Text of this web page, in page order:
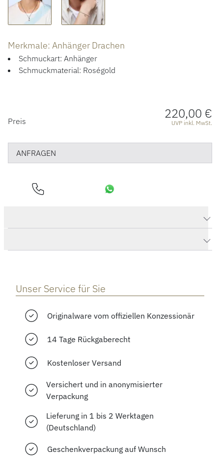
ACCESSOIRES
Merkmale: Anhänger Drachen
Schmuckart: Anhänger
Schmuckmaterial: Roségold
PREISINFORMATIONEN
Preis 220,00 €
UVP inkl. MwSt.
ANFRAGEN
Unser Service für Sie
Originalware vom offiziellen Konzessionär
14 Tage Rückgaberecht
Kostenloser Versand
Versichert und in anonymisierter
Verpackung
Lieferung in 1 bis 2 Werktagen
(Deutschland)
Geschenkverpackung auf Wunsch